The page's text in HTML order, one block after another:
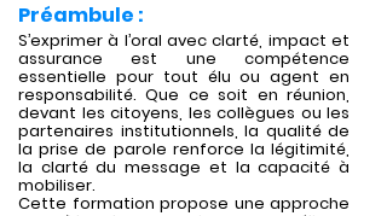
Préambule :
S’exprimer à l’oral avec clarté, impact et
assurance est une compétence
essentielle pour tout élu ou agent en
responsabilité. Que ce soit en réunion,
devant les citoyens, les collègues ou les
partenaires institutionnels, la qualité de
la prise de parole renforce la légitimité,
la clarté du message et la capacité à
mobiliser.
Cette formation propose une approche